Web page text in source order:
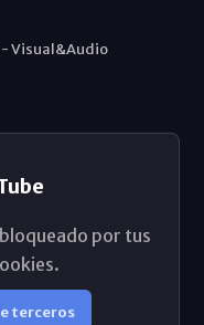
-Visual&Audio
por tus
terceros